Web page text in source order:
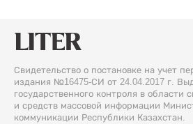
Свидетельство о постановке на учет
издания №16475-СИ от 24.04.2017 г.
государственного контроля в области
и средств массовой информации
коммуникации Республики Казахстан.